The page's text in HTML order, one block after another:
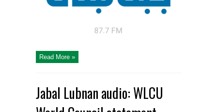
Read More »
Jabal Lubnan audio: WLCU